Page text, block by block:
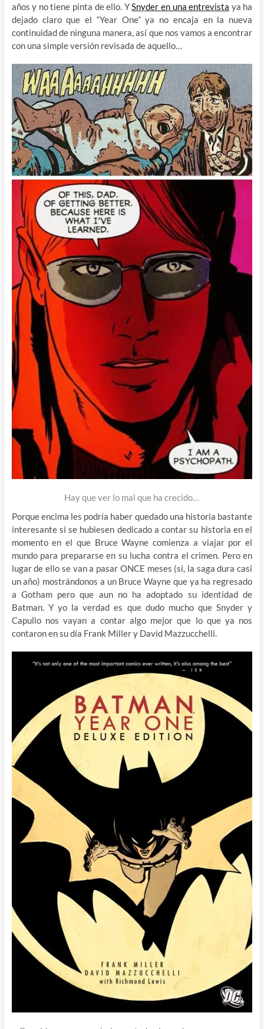
años y no tiene pinta de ello. YSnyder en una entrevista ya ha
dejado claro que el “Year One” ya no encaja en la nueva
continuidad de ninguna manera, así que nos vamos a encontrar
con una simple versión revisada de aquello…
Hay que ver lo mal que ha crecido…
Porque encima les podría haber quedado una historia bastante
interesante si se hubiesen dedicado a contar su historia en el
momento en el que Bruce Wayne comienza a viajar por el
mundo para prepararse en su lucha contra el crimen. Pero en
lugar de ello se van a pasar ONCE meses (si, la saga dura casi
un año) mostrándonos a un Bruce Wayne que ya ha regresado
a Gotham pero que aun no ha adoptado su identidad de
Batman. Y yo la verdad es que dudo mucho que Snyder y
Capullo nos vayan a contar algo mejor que lo que ya nos
contaron en su día Frank Miller y David Mazzucchelli.